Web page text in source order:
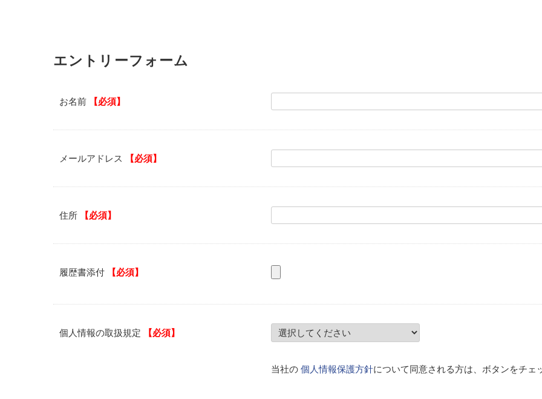
エントリーフォーム
お名前 【必須】
メールアドレス 【必須】
住所 【必須】
履歴書添付 【必須】
個人情報の取扱規定 【必須】
当社の個人情報保護方針について同意される方は、ボタンをチ